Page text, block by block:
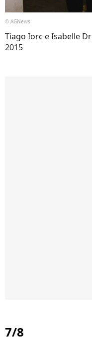
© AGNews
Tiago Iorc e Isabelle
2015
7/8